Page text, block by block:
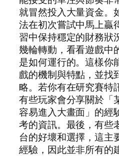
就冒然投入大量資金。
法在初次嘗試中馬上贏
習中保持穩定的財務狀
幾輪轉動，看看遊戲中
是如何運行的。這樣你
戲的機制與特點，並找
略。若你有在研究賽特
有些玩家會分享關於「
容易進入大畫面」的經
考的資訊。最後，有些
台的好壞和選擇，這主
經驗，因此並非所有的